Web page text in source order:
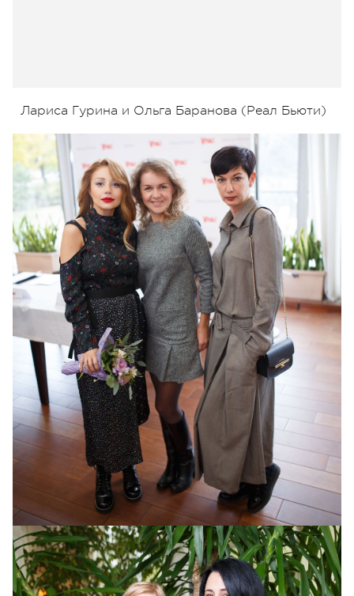
Лариса Гурина и Ольга Баранова (Реал Бьюти)
Тина Кароль, Анна Малюк и Виолетта Скодорова
(Медиа Пресс)